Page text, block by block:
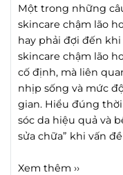
Một trong những
skincare chậm lão
hay phải đợi đến
skincare chậm lão
cố định, mà liên
nhịp sống và mức
gian. Hiểu đúng
sóc da hiệu quả và
sửa chữa” khi vấn
Xem thêm ››